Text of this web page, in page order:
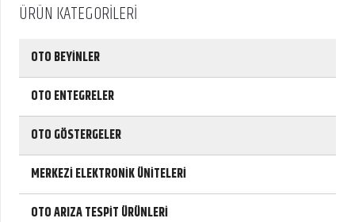
t
r
ÜRÜN KATEGORİLERİ
OTO BEYİNLER
OTO ENTEGRELER
OTO GÖSTERGELER
MERKEZİ ELEKTRONİK ÜNİTELERİ
OTO ARIZA TESPİT ÜRÜNLERİ